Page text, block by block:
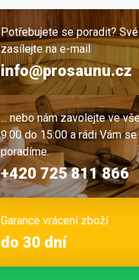
Potřebujete se poradit?
zasílejte na e-mail
info@prosaunu.cz
... nebo nám zavolejte ve
9:00 do 15:00 a rádi Vám
poradíme.
+420 725 811 866
Garance vrácení zboží
do 30 dní